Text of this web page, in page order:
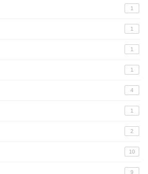
1
1
1
1
4
1
2
10
9